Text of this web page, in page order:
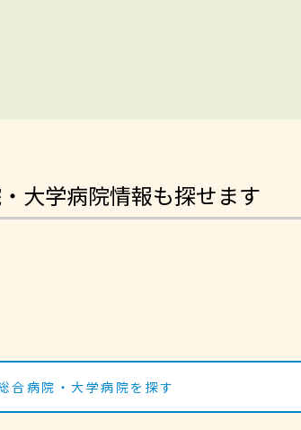
大学病院情報も探せます
合病院・大学病院を探す